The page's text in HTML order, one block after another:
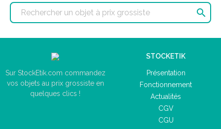

Sur StockEtik.com commandez
vos objets au prix grossiste en
quelques clics !
STOCKETIK
Présentation
Fonctionnement
Actualités
CGV
CGU